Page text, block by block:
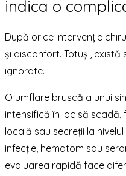
indica o
După orice intervenție
și disconfort. Totuși, există
ignorate.
O umflare bruscă a unui
intensifică în loc să
locală sau secreții la
infecție, hematom sau
evaluarea rapidă face